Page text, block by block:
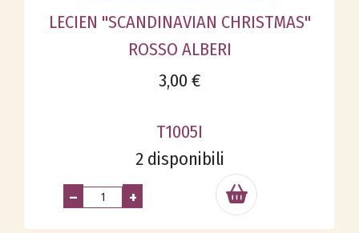
LECIEN "SCANDINAVIAN CHRISTMAS"
ROSSO ALBERI
3,00 €
T1005I
2 disponibili
– +